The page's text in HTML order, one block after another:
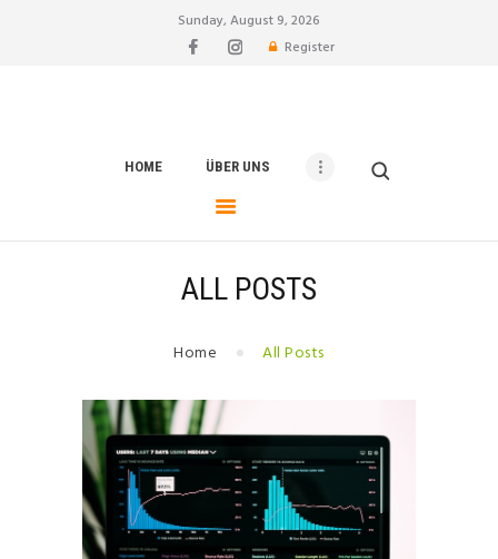
Sunday, August 9, 2026
Register
HOME ÜBER UNS
ALL POSTS
Home All Posts
BLOG
KONTAKT